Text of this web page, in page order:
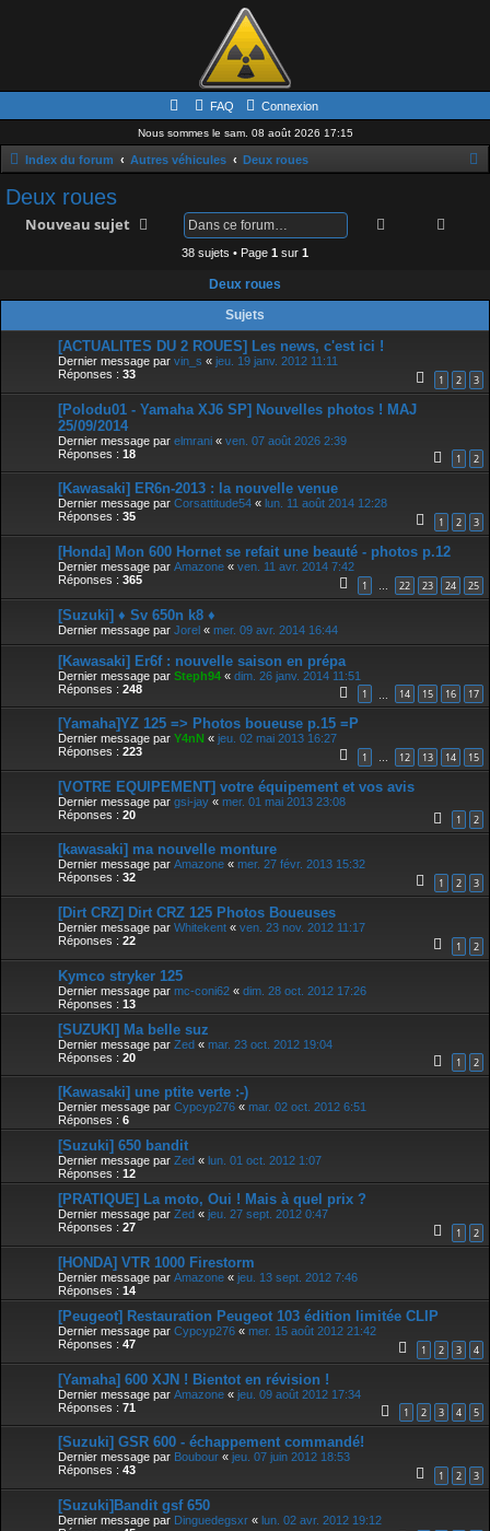
FAQ Connexion
Nous sommes le sam. 08 août 2026 17:15
Index du forum Autres véhicules Deux roues
r
Deux roues
Nouveau sujet Rechercher
38 sujets • Page 1 sur 1
Deux roues
Sujets
[ACTUALITES DU 2 ROUES] Les news, c'est ici !
Dernier message par vin_s « jeu. 19 janv. 2012 11:11
Réponses : 33 1 2 3
[Polodu01 - Yamaha XJ6 SP] Nouvelles photos ! MAJ
25/09/2014
Dernier message par elmrani « ven. 07 août 2026 2:39
Réponses : 18 1 2
[Kawasaki] ER6n-2013 : la nouvelle venue
Dernier message par Corsattitude54 « lun. 11 août 2014 12:28
Réponses : 35 1 2 3
[Honda] Mon 600 Hornet se refait une beauté - photos p.12
Dernier message par Amazone « ven. 11 avr. 2014 7:42
Réponses : 365 1 … 22 23 24 25
[Suzuki] ♦ Sv 650n k8 ♦
Dernier message par Jorel « mer. 09 avr. 2014 16:44
[Kawasaki] Er6f : nouvelle saison en prépa
Dernier message par Steph94 « dim. 26 janv. 2014 11:51
Réponses : 248 1 14 15 16 17
[Yamaha]YZ 125 => Photos boueuse p.15 =P
Dernier message par Y4nN « jeu. 02 mai 2013 16:27
Réponses : 223 1 … 12 13 14 15
[VOTRE EQUIPEMENT] votre équipement et vos avis
Dernier message par gsi-jay « mer. 01 mai 2013 23:08
Réponses : 20 1 2
[kawasaki] ma nouvelle monture
Dernier message par Amazone « mer. 27 févr. 2013 15:32
Réponses : 32 1 2 3
[Dirt CRZ] Dirt CRZ 125 Photos Boueuses
Dernier message par Whitekent « ven. 23 nov. 2012 11:17
Réponses : 22 1 2
Kymco stryker 125
Dernier message par mc-coni62 « dim. 28 oct. 2012 17:26
Réponses : 13
[SUZUKI] Ma belle suz
Dernier message par Zed « mar. 23 oct. 2012 19:04
Réponses : 20 1 2
[Kawasaki] une ptite verte :-)
Dernier message par Cypcyp276 « mar. 02 oct. 2012 6:51
Réponses : 6
[Suzuki] 650 bandit
Dernier message par Zed « lun. 01 oct. 2012 1:07
Réponses : 12
[PRATIQUE] La moto, Oui ! Mais à quel prix ?
Dernier message par Zed « jeu. 27 sept. 2012 0:47
Réponses : 27 1 2
[HONDA] VTR 1000 Firestorm
Dernier message par Amazone « jeu. 13 sept. 2012 7:46
Réponses : 14
[Peugeot] Restauration Peugeot 103 édition limitée CLIP
Dernier message par Cypcyp276 « mer. 15 août 2012 21:42
Réponses : 47 1 2 3 4
[Yamaha] 600 XJN ! Bientot en révision !
Dernier message par Amazone « jeu. 09 août 2012 17:34
Réponses : 71 1 2 3 4 5
[Suzuki] GSR 600 - échappement commandé!
Dernier message par Boubour « jeu. 07 juin 2012 18:53
Réponses : 43 1 2 3
[Suzuki]Bandit gsf 650
Dernier message par Dinguedegsxr « lun. 02 avr. 2012 19:12